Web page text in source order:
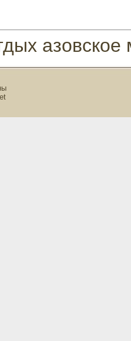
азовское